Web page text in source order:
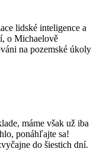
lidské inteligence a
o Michaelově
na pozemské úkoly
máme však už iba
ponáhľajte sa!
do šiestich dní.